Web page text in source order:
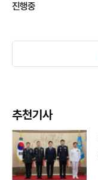
진행중
추천기사